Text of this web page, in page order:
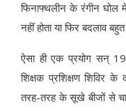
फिनाफ्थलीन के रंगीन घोल में
नहीं होता या फिर बदलाव बहुत
ऐसा ही एक प्रयोग सन्
शिक्षक प्रशिक्षण शिविर
तरह-तरह के सूखे बीजों से